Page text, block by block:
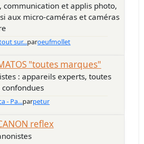
communication et applis photo,
aux micro-caméras et caméras
sur...paroeufmollet
"toutes marques"
: appareils experts, toutes
- Pa...parpetur
reflex